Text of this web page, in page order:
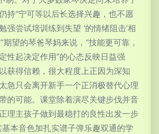
持“宁可等以后长选择兴趣，也不愿
强尝试培训练到失望 ‘的情绪阻击’相
期望的琴爸琴妈来说，“技能更可靠，
性起决定作用”的心态反映日益强
获得信赖，很大程度上正因为深知
只会离开新手一个正消极替代心理
的可能。课堂除着演尽关键步伐并音
理主孩子做到最稳打的良性出发一步
基本音色加扎实谱子弹乐趣双通的学